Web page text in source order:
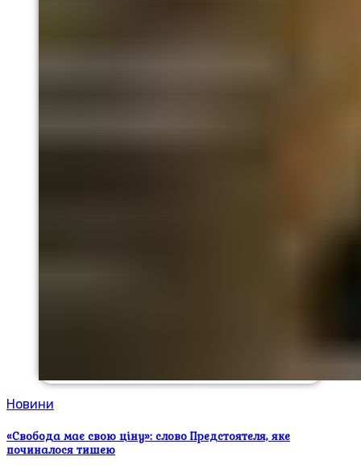
Новини
«Свобода має свою ціну»: слово Предстоятеля, яке
починалося тишею